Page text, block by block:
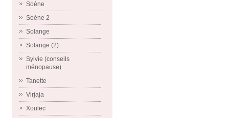
Soène
Soène 2
Solange
Solange (2)
Sylvie (conseils
ménopause)
Tanette
Virjaja
Xoulec